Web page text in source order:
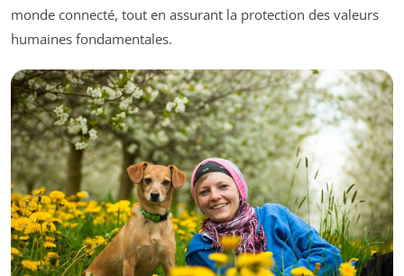
monde connecté, tout en assurant la protection des valeurs
humaines fondamentales.